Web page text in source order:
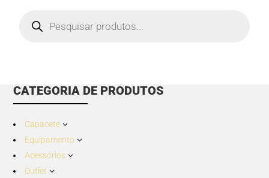
search
CATEGORIA DE PRODUTOS
Capacete 3
Equipamento 3
Acessórios 3
Outlet 3